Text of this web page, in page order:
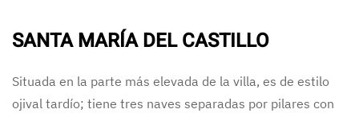
SANTA MARÍA DEL CASTILLO
Situada en la parte más elevada de la villa, es de estilo
ojival tardío; tiene tres naves separadas por pilares con